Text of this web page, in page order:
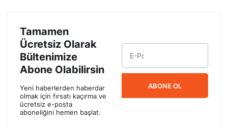
Tamamen
Ücretsiz Olarak
Bültenimize
Abone Olabilirsin
Yeni haberlerden haberdar
olmak için fırsatı kaçırma ve
ücretsiz e-posta
aboneliğini hemen başlat.
ABONE OL